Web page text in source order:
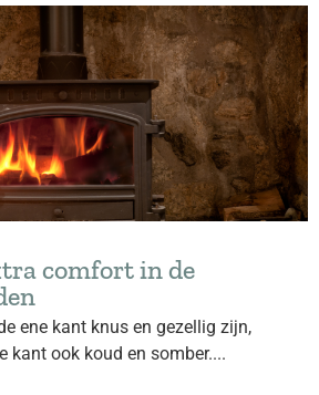
comfort in de
ene kant knus en gezellig zijn,
kant ook koud en somber....